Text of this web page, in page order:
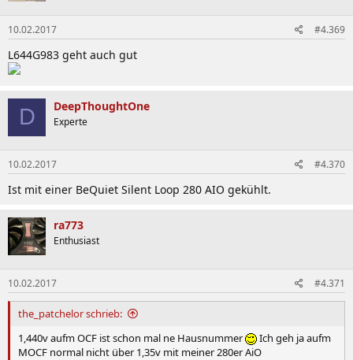
10.02.2017 #4.369
L644G983 geht auch gut
D DeepThoughtOne
Experte
10.02.2017 #4.370
Ist mit einer BeQuiet Silent Loop 280 AIO gekühlt.
ra773
Enthusiast
10.02.2017 #4.371
the_patchelor schrieb:
1,440v aufm OCF ist schon mal ne Hausnummer
Ich geh ja aufm
MOCF normal nicht über 1,35v mit meiner 280er AiO